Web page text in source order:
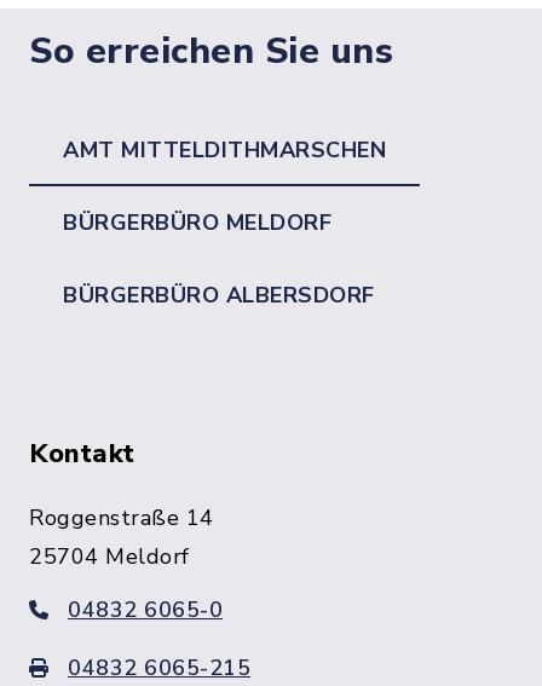
So erreichen Sie uns
AMT MITTELDITHMARSCHEN
BÜRGERBÜRO MELDORF
BÜRGERBÜRO ALBERSDORF
Kontakt
Roggenstraße 14
25704 Meldorf
04832 6065-0
04832 6065-215